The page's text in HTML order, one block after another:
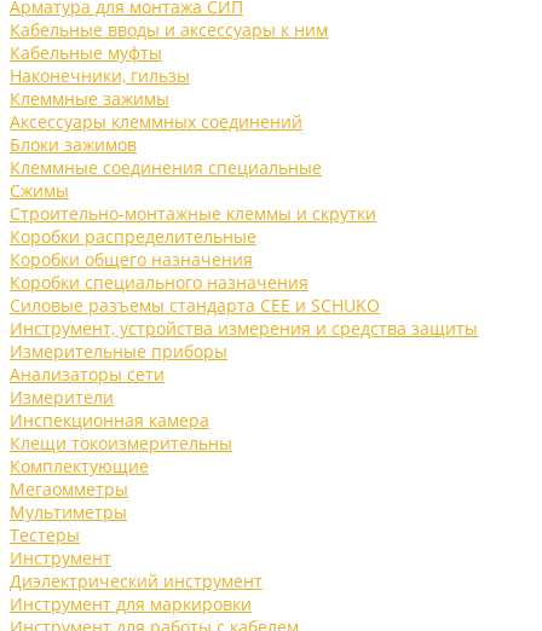
Арматура для монтажа СИП
Кабельные вводы и аксессуары к ним
Кабельные муфты
Наконечники, гильзы
Клеммные зажимы
Аксессуары клеммных соединений
Блоки зажимов
Клеммные соединения специальные
Сжимы
Строительно-монтажные клеммы и скрутки
Коробки распределительные
Коробки общего назначения
Коробки специального назначения
Силовые разъемы стандарта CEE и SCHUKO
Инструмент, устройства измерения и средства защиты
Измерительные приборы
Анализаторы сети
Измерители
Инспекционная камера
Клещи токоизмерительны
Комплектующие
Мегаомметры
Мультиметры
Тестеры
Инструмент
Диэлектрический инструмент
Инструмент для маркировки